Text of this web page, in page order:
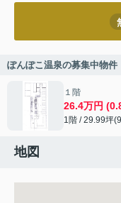
ぽんぽこ温泉の募集中物件
１階
26.4万円
1階 / 29.99坪
地図